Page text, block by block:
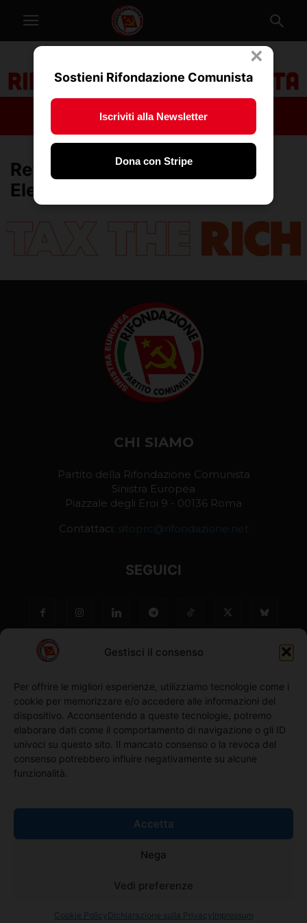
Gestisci il consenso
Per offrire le migliori esperienze, utilizziamo tecnologie come i
cookie per memorizzare e/o accedere alle informazioni del
dispositivo. Acconsentendo a queste tecnologie, potremo
elaborare dati come il comportamento di navigazione o gli ID
univoci su questo sito. Il mancato consenso o la revoca del
consenso potrebbero influire negativamente su alcune
funzionalità.
Accetta
Nega
Vedi preferenze
Cookie PolicyDichiarazione sulla PrivacyImpressum
Referendum 2026 – Ufficio
Elettorale
CHI SIAMO
Partito della Rifondazione Comunista
Sinistra Europea
Piazzale degli Eroi 9 - 00136 Roma
Contattaci: sitoprc@rifondazione.net
SEGUICI
NO ©
Richiedi l'adesione
Home
Iscriviti alla Newsletter
×
Sostieni Rifondazione Comunista
Iscriviti alla Newsletter
Dona con Stripe